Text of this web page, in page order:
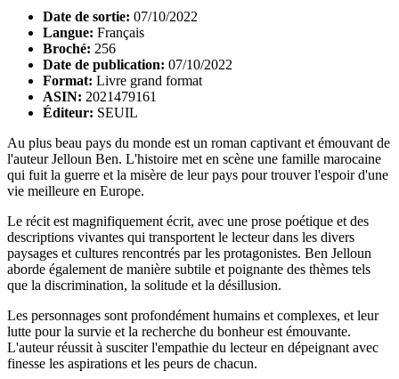
Date de sortie: 07/10/2022
Langue: Français
Broché: 256
Date de publication: 07/10/2022
Format: Livre grand format
ASIN: 2021479161
Éditeur: SEUIL
Au plus beau pays du monde est un roman captivant et émouvant de
l'auteur Jelloun Ben. L'histoire met en scène une famille marocaine
qui fuit la guerre et la misère de leur pays pour trouver l'espoir d'une
vie meilleure en Europe.
Le récit est magnifiquement écrit, avec une prose poétique et des
descriptions vivantes qui transportent le lecteur dans les divers
paysages et cultures rencontrés par les protagonistes. Ben Jelloun
aborde également de manière subtile et poignante des thèmes tels
que la discrimination, la solitude et la désillusion.
Les personnages sont profondément humains et complexes, et leur
lutte pour la survie et la recherche du bonheur est émouvante.
L'auteur réussit à susciter l'empathie du lecteur en dépeignant avec
finesse les aspirations et les peurs de chacun.